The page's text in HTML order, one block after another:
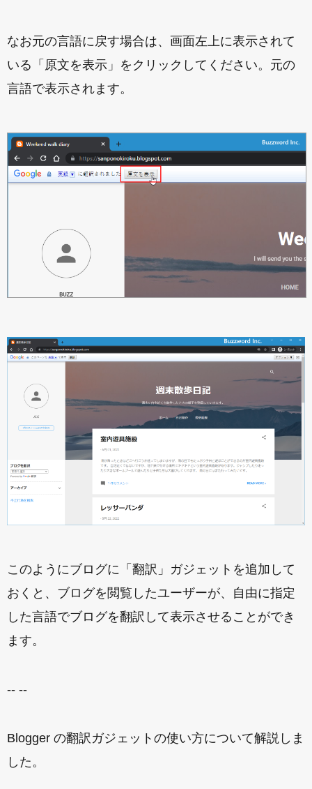
なお元の言語に戻す場合は、画面左上に表示されて
いる「原文を表示」をクリックしてください。元の
言語で表示されます。
このようにブログに「翻訳」ガジェットを追加して
おくと、ブログを閲覧したユーザーが、自由に指定
した言語でブログを翻訳して表示させることができ
ます。
-- --
Blogger の翻訳ガジェットの使い方について解説しま
した。